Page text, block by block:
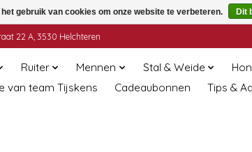
22 A, 3530 Helchteren
Ruiter Mennen Stal & Weide
van team Tijskens
Cadeaubonnen Tips &
gebruik van cookies om onze website te verbeteren. Dit